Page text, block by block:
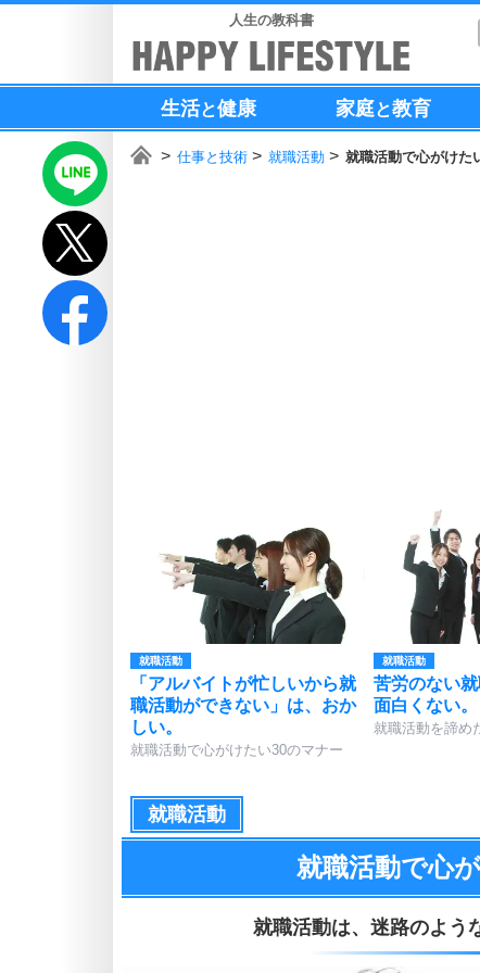
人生の教科書
生活と健康 家庭と教育
仕事と技術 就職活動 就職活動で心がけた
就職活動
「アルバイトが忙しいから就
職活動ができない」は、おか
しい。
就職活動で心がけたい30のマナー
就職活動
苦労のない就
面白くない。
就職活動を諦め
就職活動
就職活動で心
就職活動は、 迷路のよう